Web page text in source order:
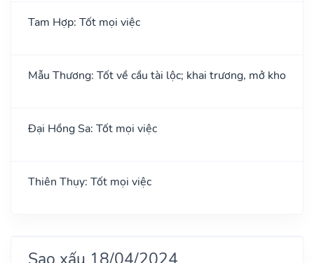
Tam Hợp: Tốt mọi việc
Mẫu Thương: Tốt về cầu tài lộc; khai trương, mở kho
Đại Hồng Sa: Tốt mọi việc
Thiên Thụy: Tốt mọi việc